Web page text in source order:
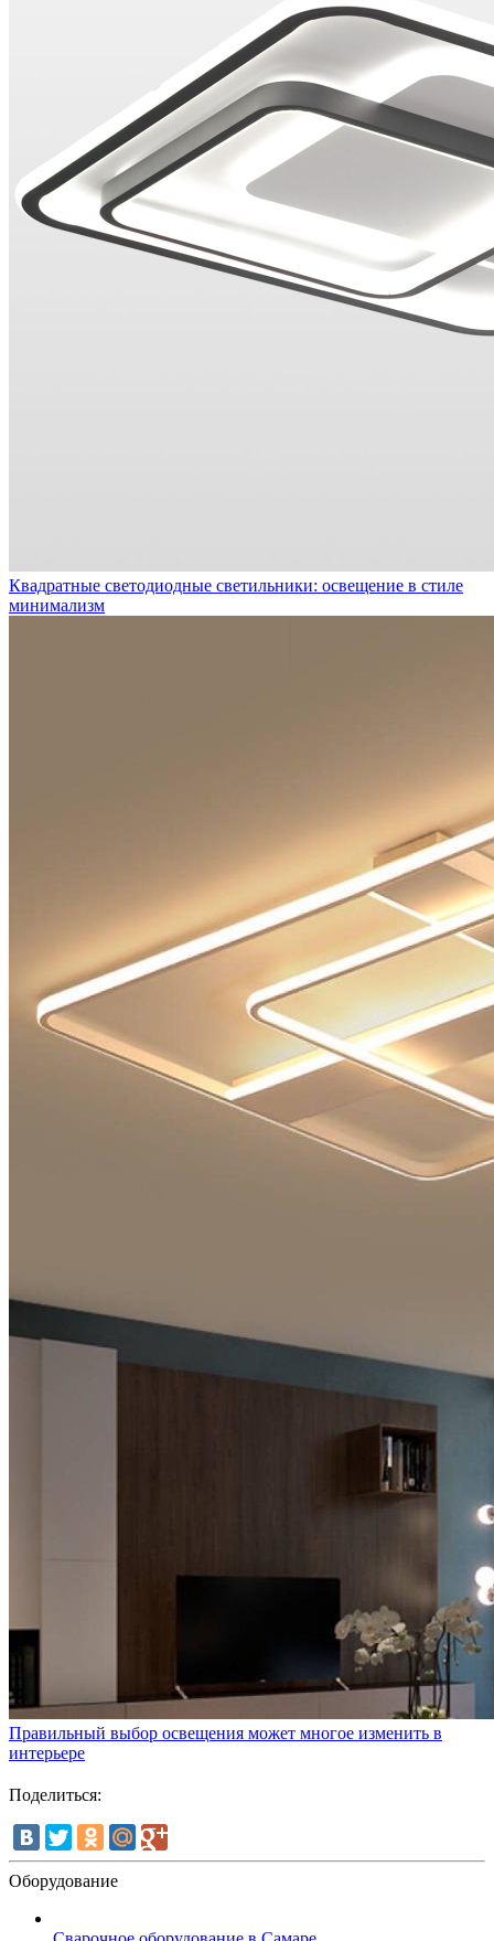
Квадратные светодиодные светильники: освещение в стиле
минимализм
Правильный выбор освещения может многое изменить в
интерьере
Поделиться:
Оборудование